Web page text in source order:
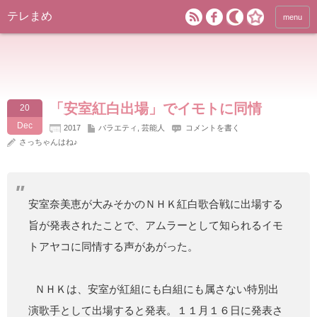
テレまめ menu
20
Dec
「安室紅白出場」でイモトに同情
2017 バラエティ 芸能人
コメントを書く
さっちゃんはね♪
安室奈美恵が大みそかのＮＨＫ紅白歌合戦に出場する
旨が発表されたことで、アムラーとして知られるイモ
トアヤコに同情する声があがった。
ＮＨＫは、安室が紅組にも白組にも属さない特別出
演歌手として出場すると発表。１１月１６日に発表さ